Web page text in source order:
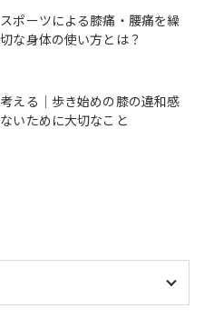
ポーツによる膝痛・腰痛を繰
な身体の使い方とは？
える｜歩き始めの膝の違和感
いために大切なこと